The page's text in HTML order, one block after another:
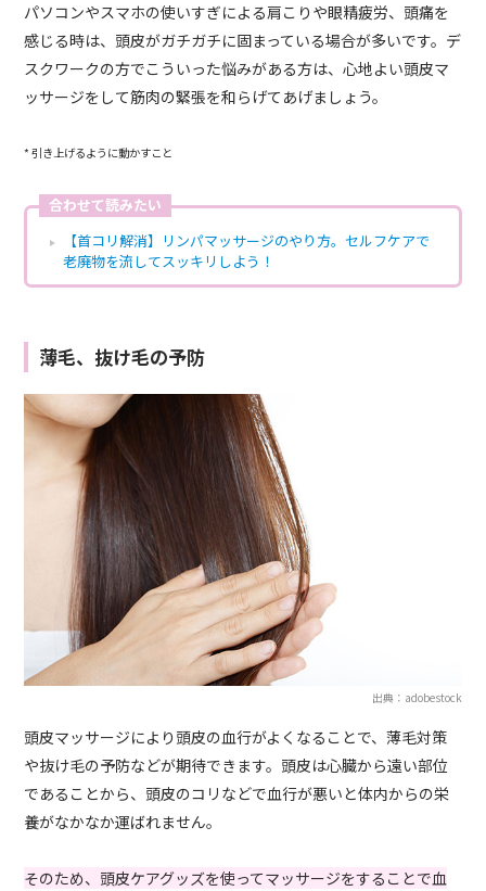
パソコンやスマホの使いすぎによる肩こりや眼精疲労、頭痛を
感じる時は、頭皮がガチガチに固まっている場合が多いです。デ
スクワークの方でこういった悩みがある方は、心地よい頭皮マ
ッサージをして筋肉の緊張を和らげてあげましょう。
* 引き上げるように動かすこと
合わせて読みたい
【首コリ解消】リンパマッサージのやり方。セルフケアで
老廃物を流してスッキリしよう！
薄毛、抜け毛の予防
出典：adobestock
頭皮マッサージにより頭皮の血行がよくなることで、薄毛対策
や抜け毛の予防などが期待できます。頭皮は心臓から遠い部位
であることから、頭皮のコリなどで血行が悪いと体内からの栄
養がなかなか運ばれません。
そのため、頭皮ケアグッズを使ってマッサージをすることで血